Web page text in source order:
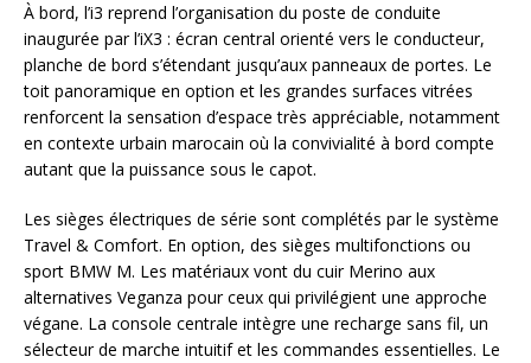
À bord, l’i3 reprend l’organisation du poste de conduite
inaugurée par l’iX3 : écran central orienté vers le conducteur,
planche de bord s’étendant jusqu’aux panneaux de portes. Le
toit panoramique en option et les grandes surfaces vitrées
renforcent la sensation d’espace très appréciable, notamment
en contexte urbain marocain où la convivialité à bord compte
autant que la puissance sous le capot.
Les sièges électriques de série sont complétés par le système
Travel & Comfort. En option, des sièges multifonctions ou
sport BMW M. Les matériaux vont du cuir Merino aux
alternatives Veganza pour ceux qui privilégient une approche
végane. La console centrale intègre une recharge sans fil, un
sélecteur de marche intuitif et les commandes essentielles. Le